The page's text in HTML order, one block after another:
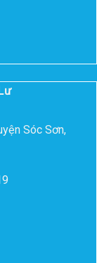
Sóc Sơn,